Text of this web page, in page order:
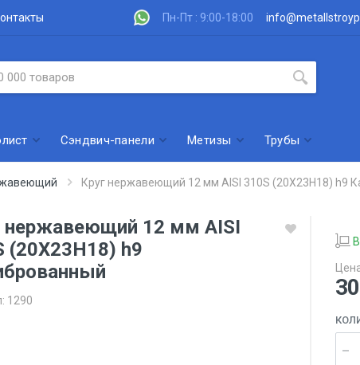
Пн-Пт : 9:00-18:00
Сэндвич-панели Метизы Трубы
Круг нержавеющий 12 мм AISI 310S (20Х23Н18) h9
нержавеющий 12 мм AISI
(20Х23Н18) h9
1290